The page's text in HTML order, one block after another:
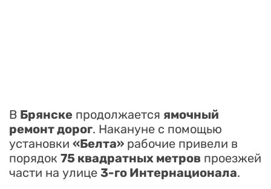
В Брянске продолжается ямочный
ремонт дорог. Накануне с помощью
установки «Белта» рабочие привели в
порядок 75 квадратных метров проезжей
части на улице 3-го Интернационала.